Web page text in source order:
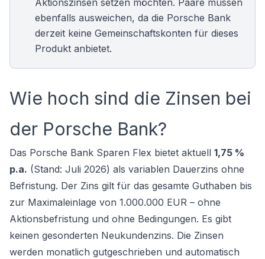
Aktionszinsen setzen möchten. Paare müssen
ebenfalls ausweichen, da die Porsche Bank
derzeit keine Gemeinschaftskonten für dieses
Produkt anbietet.
Wie hoch sind die Zinsen bei
der Porsche Bank?
Das Porsche Bank Sparen Flex bietet aktuell 1,75 %
p.a. (Stand: Juli 2026) als variablen Dauerzins ohne
Befristung. Der Zins gilt für das gesamte Guthaben bis
zur Maximaleinlage von 1.000.000 EUR – ohne
Aktionsbefristung und ohne Bedingungen. Es gibt
keinen gesonderten Neukundenzins. Die Zinsen
werden monatlich gutgeschrieben und automatisch